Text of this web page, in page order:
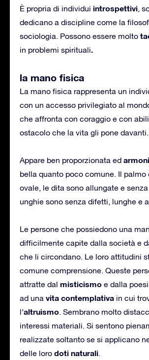
È propria di individui introspettivi,
dedicano a discipline come la
sociologia. Possono essere molto
in problemi spirituali.
la mano fisica
La mano fisica rappresenta un
con un accesso privilegiato al
che affronta con coraggio e con
ostacolo che la vita gli pone davanti.
Appare ben proporzionata ed
bella quanto poco comune. Il palmo
ovale, le dita sono allungate e
unghie sono senza difetti, lunghe e
Le persone che possiedono una
difficilmente capite dalla società e
che li circondano. Le loro attitudini
comune comprensione. Queste
attratte dal misticismo e dalla
ad una vita contemplativa in cui
l’altruismo. Sembrano molto
interessi materiali. Si sentono
realizzate soltanto se si applicano
delle loro doti naturali.